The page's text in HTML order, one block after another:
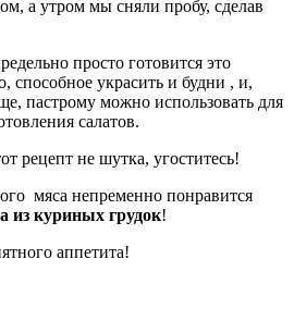
а утром мы сняли пробу, сделав
просто готовится это
способное украсить и будни , и,
пастрому можно использовать для
салатов.
рецепт не шутка, угоститесь!
мяса непременно понравится
из куриных грудок!
аппетита!